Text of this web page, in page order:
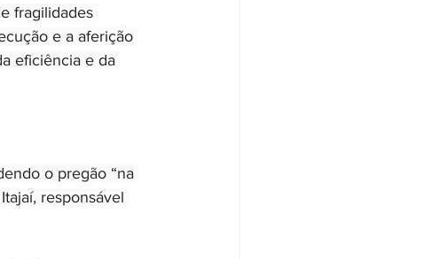
fragilidades
e a aferição
eficiência e da
o pregão “na
responsável